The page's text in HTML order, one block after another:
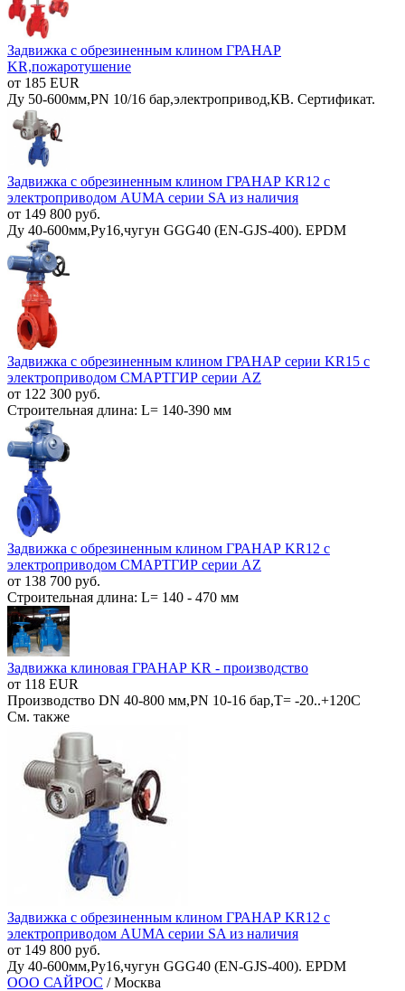
Задвижка с обрезиненным клином ГРАНАР
KR,пожаротушение
от 185 EUR
Ду 50-600мм,PN 10/16 бар,электропривод,КВ. Сертификат.
Задвижка с обрезиненным клином ГРАНАР KR12 с
электроприводом AUMA серии SA из наличия
от 149 800 руб.
Ду 40-600мм,Ру16,чугун GGG40 (EN-GJS-400). EPDM
Задвижка с обрезиненным клином ГРАНАР серии KR15 с
электроприводом СМАРТГИР серии AZ
от 122 300 руб.
Строительная длина: L= 140-390 мм
Задвижка с обрезиненным клином ГРАНАР KR12 с
электроприводом СМАРТГИР серии AZ
от 138 700 руб.
Строительная длина: L= 140 - 470 мм
Задвижка клиновая ГРАНАР KR - производство
от 118 EUR
Производство DN 40-800 мм,PN 10-16 бар,Т= -20..+120С
См. также
Задвижка с обрезиненным клином ГРАНАР KR12 с
электроприводом AUMA серии SA из наличия
от 149 800 руб.
Ду 40-600мм,Ру16,чугун GGG40 (EN-GJS-400). EPDM
ООО САЙРОС / Москва